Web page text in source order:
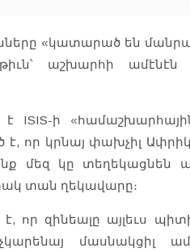
«կատարած են
աշխարհի ամէնէն
ISIS-ի
որ կրնայ փախչիլ
մեզ կը տեղեկացնեն
տան ղեկավարը։
որ զինեալը այլեւս
մասնակցիլ